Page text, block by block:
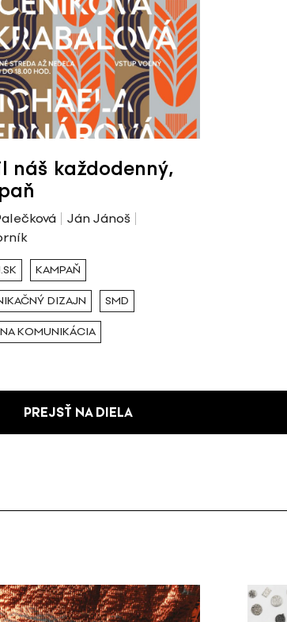
náš každodenný,
Ján Jánoš
KAMPAŇ
DIZAJN SMD
KOMUNIKÁCIA
PREJSŤ NA DIELA